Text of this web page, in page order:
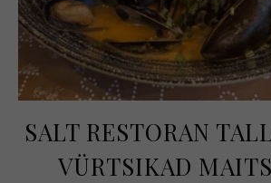
SALT RESTORAN
VÜRTSIKAD